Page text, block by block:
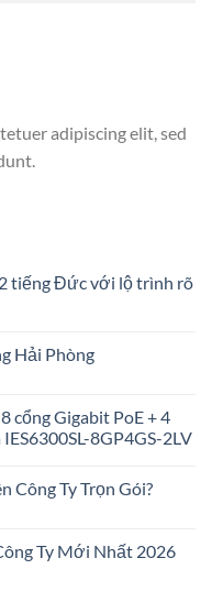
adipiscing elit, sed
tiếng Đức với lộ trình rõ
Hải Phòng
cổng Gigabit PoE + 4
8GP4GS-2LV
Công Ty Trọn Gói?
Ty Mới Nhất 2026